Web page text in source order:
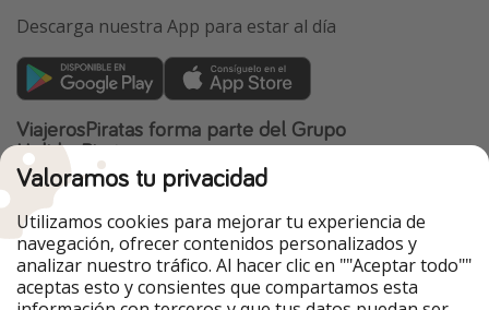
Descarga nuestra App para estar al día
ViajerosPiratas forma parte del Grupo
HolidayPirates
Nuestros mercados
PiratinViaggio
HolidayPirates
VakantiePiraten
WakacyjniPiraci
VoyagesPirates
Ferienpiraten
Urlaubspiraten
Urlaubspiraten
Valoramos tu privacidad
Utilizamos cookies para mejorar tu experiencia de
navegación, ofrecer contenidos personalizados y
analizar nuestro tráfico. Al hacer clic en ""Aceptar todo""
aceptas esto y consientes que compartamos esta